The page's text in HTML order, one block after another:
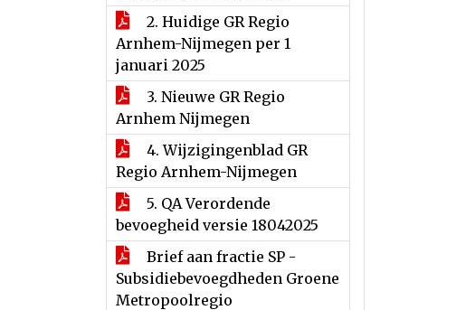
2. Huidige GR Regio
Arnhem-Nijmegen per 1
januari 2025
3. Nieuwe GR Regio
Arnhem Nijmegen
4. Wijzigingenblad GR
Regio Arnhem-Nijmegen
5. QA Verordende
bevoegheid versie 18042025
Brief aan fractie SP -
Subsidiebevoegdheden Groene
Metropoolregio